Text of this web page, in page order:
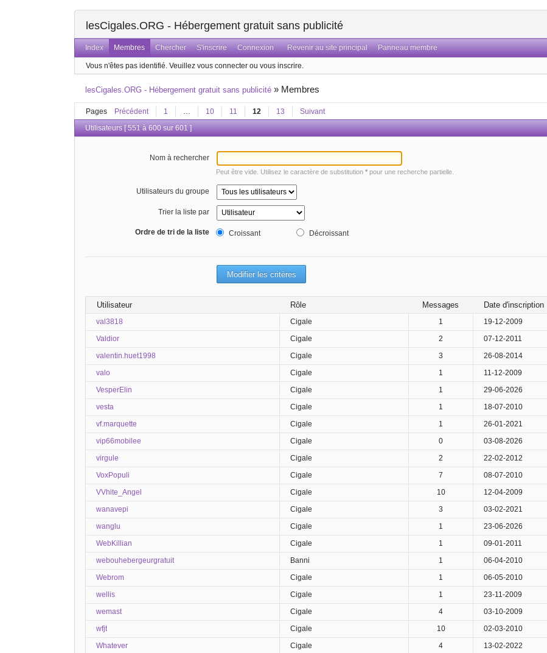
lesCigales.ORG - Hébergement gratuit sans publicité
Index Membres Chercher S'inscrire Connexion Revenir au site principal Panneau membre
Vous n'êtes pas identifié. Veuillez vous connecter ou vous inscrire.
lesCigales.ORG - Hébergement gratuit sans publicité » Membres
Pages Précédent 1 10 11 12 13
Suivant
Utilisateurs [ 551 à 600 sur 601 ]
Nom à rechercher
Peut être vide. Utilisez le caractère de substitution * pour une recherche partielle.
Utilisateurs du groupe
Trier la liste par
Ordre de tri de la liste Croissant Décroissant
Utilisateur Rôle Messages Date d'inscription
val3818 Cigale 1
19-12-2009
Valdior
Cigale 2
07-12-2011
valentin.huet1998
Cigale 3
26-08-2014
valo
Cigale 1
11-12-2009
VesperElin
Cigale 1
29-06-2026
vesta
Cigale 1
18-07-2010
vf.marquette
Cigale 1
26-01-2021
vip66mobilee
Cigale 0
03-08-2026
virgule
Cigale 2
22-02-2012
VoxPopuli
Cigale 7
08-07-2010
VVhite_Angel
Cigale 10
12-04-2009
wanavepi
Cigale 3
03-02-2021
wanglu
Cigale 1
23-06-2026
WebKillian
Cigale 1
09-01-2011
webouhebergeurgratuit
Banni 1
06-04-2010
Webrom
Cigale 1
06-05-2010
wellis
Cigale 1
23-11-2009
wemast
Cigale 4
03-10-2009
wfjt
Cigale 10
02-03-2010
Whatever
Cigale 4
13-02-2022